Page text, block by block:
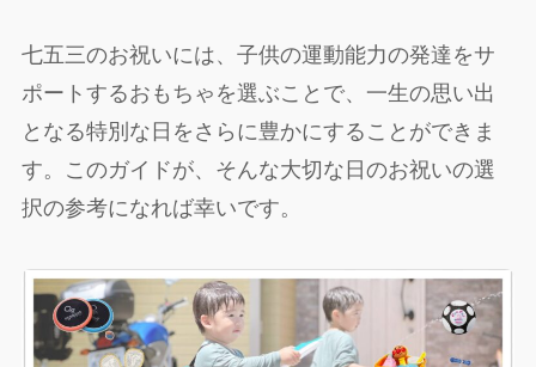
七五三のお祝いには、子供の運動能力の発達をサ
ポートするおもちゃを選ぶことで、一生の思い出
となる特別な日をさらに豊かにすることができま
す。このガイドが、そんな大切な日のお祝いの選
択の参考になれば幸いです。